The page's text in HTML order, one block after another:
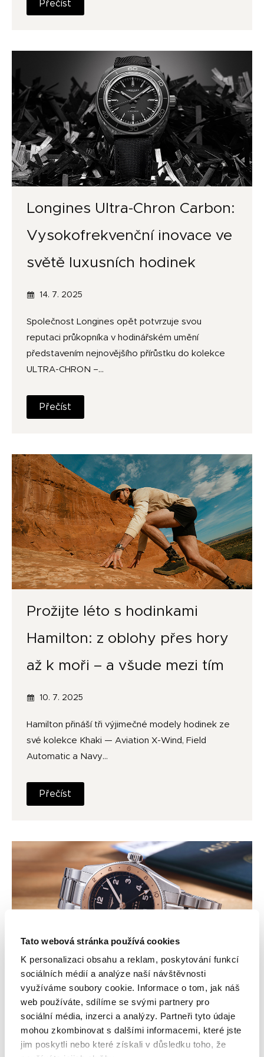
Tato webová stránka používá cookies
K personalizaci obsahu a reklam, poskytování funkcí
sociálních médií a analýze naší návštěvnosti
využíváme soubory cookie. Informace o tom, jak náš
web používáte, sdílíme se svými partnery pro
sociální média, inzerci a analýzy. Partneři tyto údaje
mohou zkombinovat s dalšími informacemi, které jste
jim poskytli nebo které získali v důsledku toho, že
Přečíst
Longines Ultra-Chron Carbon:
Vysokofrekvenční inovace ve
světě luxusních hodinek
14. 7. 2025
Společnost Longines opět potvrzuje svou
reputaci průkopníka v hodinářském umění
představením nejnovějšího přírůstku do kolekce
ULTRA-CHRON –…
Přečíst
Prožijte léto s hodinkami
Hamilton: z oblohy přes hory
až k moři – a všude mezi tím
10. 7. 2025
Hamilton přináší tři výjimečné modely hodinek ze
své kolekce Khaki — Aviation X-Wind, Field
Automatic a Navy…
Přečíst
Longines Spirit Zulu Time
1925: Oslava stoletého odkazu
přesnosti a dobrodružství